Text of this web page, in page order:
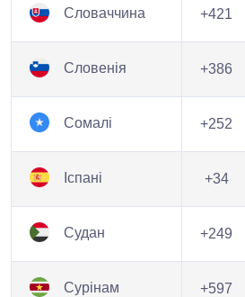
Словаччина +421
Словенія +386
Сомалі +252
Іспані +34
Судан +249
Сурінам +597